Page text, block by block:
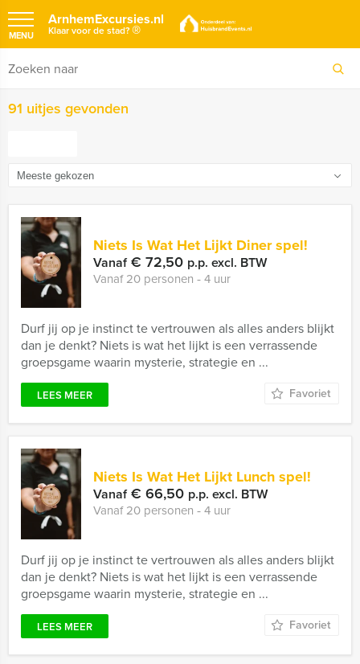
ArnhemExcursies.nl
Klaar voor de stad?®
MENU
91 uitjes gevonden
Niets Is Wat Het Lijkt Diner spel!
Vanaf€ 72,50 p.p. excl. BTW
Vanaf 20 personen ‐ 4 uur
Durf jij op je instinct te vertrouwen als alles anders blijkt
dan je denkt? Niets is wat het lijkt is een verrassende
groepsgame waarin mysterie, strategie en ...
LEES MEER Favoriet
Niets Is Wat Het Lijkt Lunch spel!
Vanaf€ 66,50 p.p. excl. BTW
Vanaf 20 personen ‐ 4 uur
Durf jij op je instinct te vertrouwen als alles anders blijkt
dan je denkt? Niets is wat het lijkt is een verrassende
groepsgame waarin mysterie, strategie en ...
LEES MEER Favoriet